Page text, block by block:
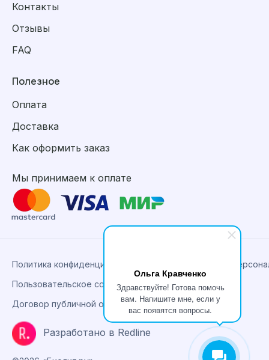
Ольга Кравченко
Здравствуйте! Готова помочь
вам. Напишите мне, если у
вас появятся вопросы.
Контакты
Отзывы
FAQ
Полезное
Оплата
Доставка
Как оформить заказ
Мы принимаем к оплате
Разработано в Redline
Политика конфиденциальности, сбора и обработки
Пользовательское соглашение
Договор публичной оферты